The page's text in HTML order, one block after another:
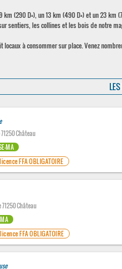
(290 D+), un 13 km (490 D+) et un 23 km
sentiers, les collines et les bois de notre
à consommer sur place. Venez
Château
MA
FFA OBLIGATOIRE
71250 Château
FFA OBLIGATOIRE